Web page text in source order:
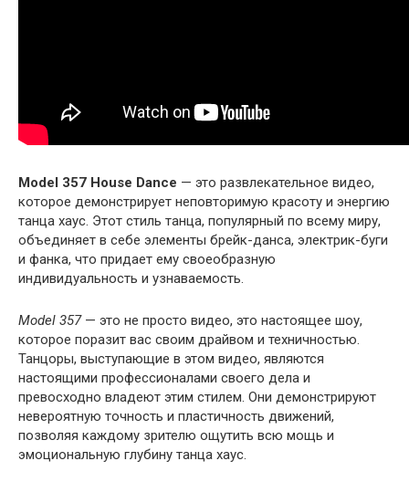
Model 357 House Dance — это развлекательное видео,
которое демонстрирует неповторимую красоту и энергию
танца хаус. Этот стиль танца, популярный по всему миру,
объединяет в себе элементы брейк-данса, электрик-буги
и фанка, что придает ему своеобразную
индивидуальность и узнаваемость.
Model 357— это не просто видео, это настоящее шоу,
которое поразит вас своим драйвом и техничностью.
Танцоры, выступающие в этом видео, являются
настоящими профессионалами своего дела и
превосходно владеют этим стилем. Они демонстрируют
невероятную точность и пластичность движений,
позволяя каждому зрителю ощутить всю мощь и
эмоциональную глубину танца хаус.